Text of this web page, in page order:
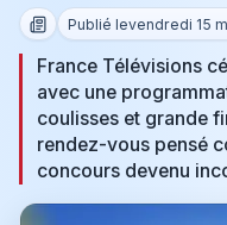
Publié levendredi 15
France Télévisions
avec une
coulisses et grande
rendez-vous pensé
concours devenu